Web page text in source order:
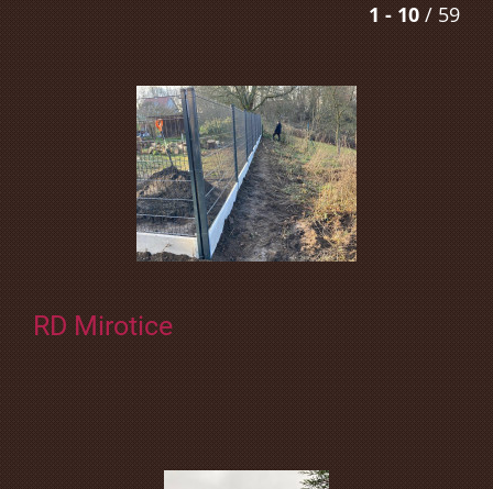
1 - 10 / 59
RD Mirotice